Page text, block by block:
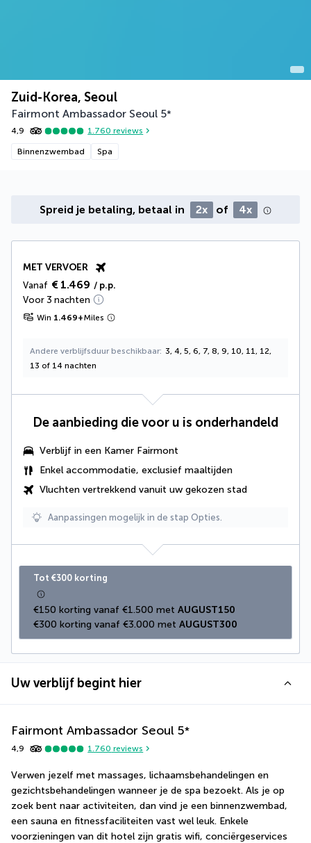
Zuid-Korea, Seoul
Fairmont Ambassador Seoul 5*
4,9 1.760 reviews
Binnenzwembad Spa
Spreid je betaling, betaal in 2x of 4x
MET VERVOER
Vanaf € 1.469 / p.p.
Voor 3 nachten
Win 1.469+Miles
Andere verblijfsduur beschikbaar 3, 4, 5, 6, 7, 8, 9, 10, 11, 12,
13 of 14 nachten
De aanbieding die voor u is onderhandeld
Verblijf in een Kamer Fairmont
Enkel accommodatie, exclusief maaltijden
Vluchten vertrekkend vanuit uw gekozen stad
Aanpassingen mogelijk in de stap Opties.
Tot €300 korting
€150 korting vanaf €1.500 met AUGUST150
€300 korting vanaf €3.000 met AUGUST300
Uw verblijf begint hier
Fairmont Ambassador Seoul 5*
4,9 1.760 reviews
Verwen jezelf met massages, lichaamsbehandelingen en
gezichtsbehandelingen wanneer je de spa bezoekt. Als je op
zoek bent naar activiteiten, dan vind je een binnenzwembad,
een sauna en fitnessfaciliteiten vast wel leuk. Enkele
voorzieningen van dit hotel zijn gratis wifi, conciërgeservices